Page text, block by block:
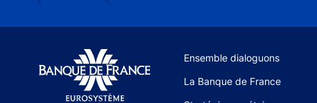
Site navigation
Ensemble dialoguons
La Banque de France